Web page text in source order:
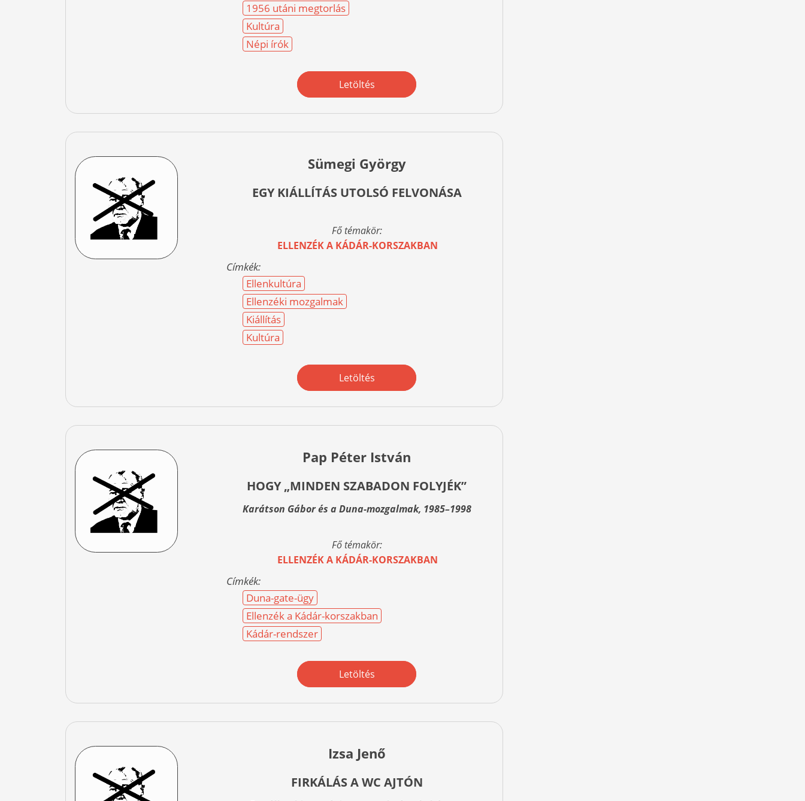
1956 utáni megtorlás
Kultúra
Népi írók
Letöltés
Sümegi György
EGY KIÁLLÍTÁS UTOLSÓ FELVONÁSA
Fő témakör:
ELLENZÉK A KÁDÁR-KORSZAKBAN
Címkék:
Ellenkultúra
Ellenzéki mozgalmak
Kiállítás
Kultúra
Letöltés
Pap Péter István
HOGY „MINDEN SZABADON FOLYJÉK”
Karátson Gábor és a Duna-mozgalmak, 1985–1998
Fő témakör:
ELLENZÉK A KÁDÁR-KORSZAKBAN
Címkék:
Duna-gate-ügy
Ellenzék a Kádár-korszakban
Kádár-rendszer
Letöltés
Izsa Jenő
FIRKÁLÁS A WC AJTÓN